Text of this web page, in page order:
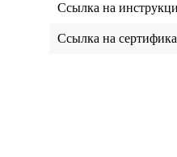
Ссылка на
Ссылка на